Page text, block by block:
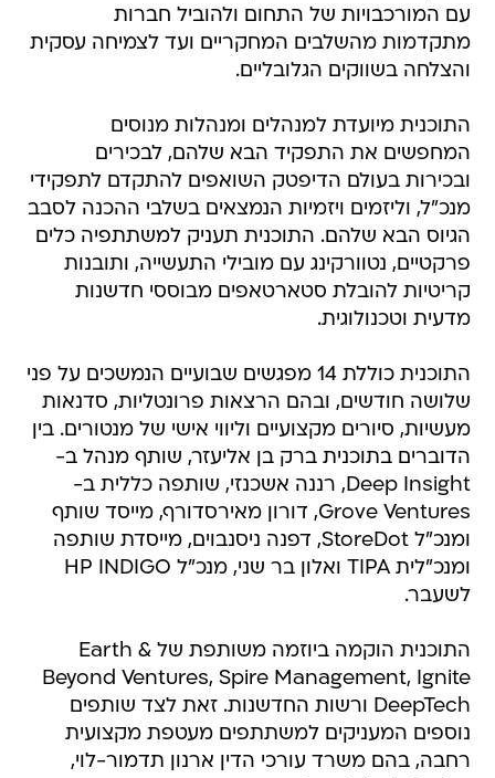
עם המורכבויות של התחום ולהוביל חברות
מתקדמות מהשלבים המחקריים ועד לצמיחה עסקית
והצלחה בשווקים הגלובליים.
התוכנית מיועדת למנהלים ומנהלות מנוסים
המחפשים את התפקיד הבא שלהם, לבכירים
ובכירות בעולם הדיפטק השואפים להתקדם לתפקידי
מנכ"ל, וליזמים ויזמיות הנמצאים בשלבי ההכנה לסבב
הגיוס הבא שלהם. התוכנית תעניק למשתתפיה כלים
פרקטיים, נטוורקינג עם מובילי התעשייה, ותובנות
קריטיות להובלת סטארטאפים מבוססי חדשנות
מדעית וטכנולוגית.
התוכנית כוללת 14 מפגשים שבועיים הנמשכים על פני
שלושה חודשים, ובהם הרצאות פרונטליות, סדנאות
מעשיות, סיורים מקצועיים וליווי אישי של מנטורים. בין
הדוברים בתוכנית ברק בן אליעזר, שותף מנהל ב-
Deep Insight, רננה אשכנזי, שותפה כללית ב-
Grove Ventures, דורון מאירסדורף, מייסד שותף
ומנכ"ל StoreDot, דפנה ניסנבוים, מייסדת שותפה
ומנכ"לית TIPA ואלון בר שני, מנכ"ל HP INDIGO
לשעבר.
התוכנית הוקמה ביוזמה משותפת של Earth &
Beyond Ventures, Spire Management, Ignite
DeepTech ורשות החדשנות. זאת לצד שותפים
נוספים המעניקים למשתתפים מעטפת מקצועית
רחבה, בהם משרד עורכי הדין ארנון תדמור-לוי,